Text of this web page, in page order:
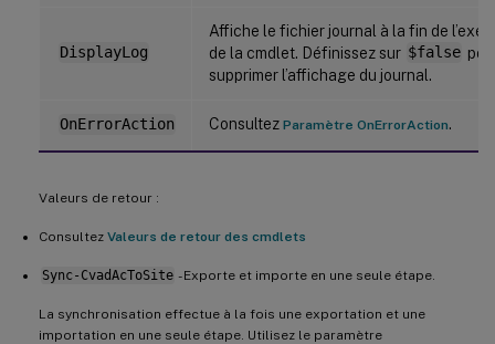
DisplayLog
Affiche le fichier journal à la fin de
de la cmdlet. Définissez sur $false
supprimer l’affichage du journal.
OnErrorAction Consultez Paramètre OnErrorAction.
Valeurs de retour :
Consultez Valeurs de retour des cmdlets
Sync-CvadAcToSite - Exporte et importe en une seule étape.
La synchronisation effectue à la fois une exportation et une
importation en une seule étape. Utilisez le paramètre